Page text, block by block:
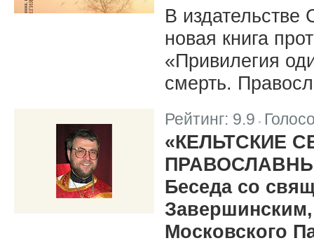
В
новая книга
«Привилегия
смерть.
Рейтинг: 9.9 |
«КЕЛЬТСКИЕ
Беседа со
Московского